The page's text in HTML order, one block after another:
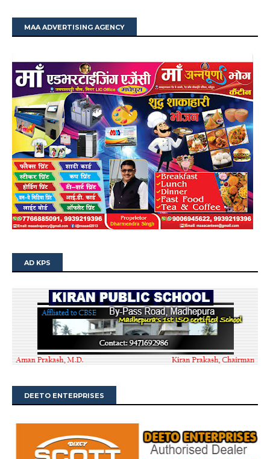
MAA ADVERTISING AGENCY
AD KPS
DEETO ENTERPRISES